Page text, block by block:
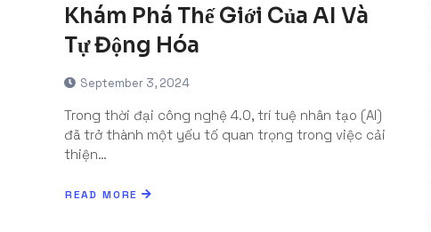
Khám Phá Thế Giới Của AI Và
Tự Động Hóa
September 3, 2024
Trong thời đại công nghệ 4.0, trí tuệ nhân tạo (AI)
đã trở thành một yếu tố quan trọng trong việc cải
thiện…
READ MORE